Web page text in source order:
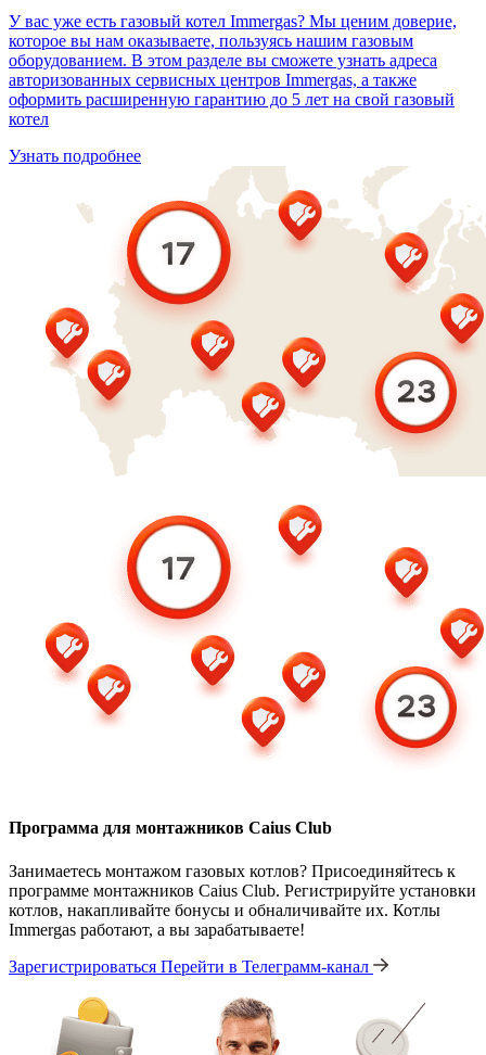
У вас уже есть газовый котел Immergas? Мы ценим доверие,
которое вы нам оказываете, пользуясь нашим газовым
оборудованием. В этом разделе вы сможете узнать адреса
авторизованных сервисных центров Immergas, а также
оформить расширенную гарантию до 5 лет на свой газовый
котел
Узнать подробнее
Программа для монтажников Caius Club
Занимаетесь монтажом газовых котлов? Присоединяйтесь к
программе монтажников Caius Club. Регистрируйте установки
котлов, накапливайте бонусы и обналичивайте их. Котлы
Immergas работают, а вы зарабатываете!
Зарегистрироваться Перейти в Телеграмм-канал